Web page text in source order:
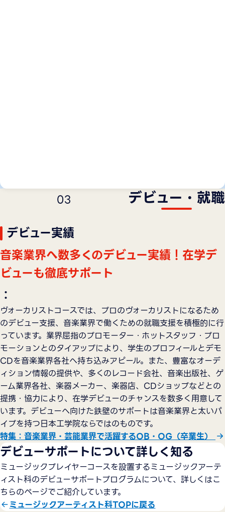
03 デビュー・就職
デビュー実績
：
音楽業界へ数多くのデビュー実績！在学デ
ビューも徹底サポート
ヴォーカリストコースでは、プロのヴォーカリストになるため
のデビュー支援、音楽業界で働くための就職支援を積極的に行
っています。業界屈指のプロモーター・ホットスタッフ・プロ
モーションとのタイアップにより、学生のプロフィールとデモ
CDを音楽業界各社へ持ち込みアピール。また、豊富なオーデ
ィション情報の提供や、多くのレコード会社、音楽出版社、ゲ
ーム業界各社、楽器メーカー、楽器店、CDショップなどとの
提携・協力により、在学デビューのチャンスを数多く用意して
います。デビューへ向けた鉄壁のサポートは音楽業界と太いパ
イプを持つ日本工学院ならではのものです。
特集：音楽業界・芸能業界で活躍するOB・OG（卒業生）
デビューサポートについて詳しく知る
ミュージックプレイヤーコースを設置するミュージックアーテ
ィスト科のデビューサポートプログラムについて、詳しくはこ
ちらのページでご紹介しています。
ミュージックアーティスト科TOPに戻る